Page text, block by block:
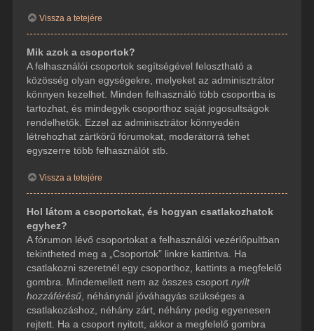
Vissza a tetejére
Mik azok a csoportok?
A felhasználói csoportok segítségével felosztható a
közösség olyan egységekre, melyeket az adminisztrátor
könnyen kezelhet. Minden felhasználó több csoportba is
tartozhat, és mindegyik csoporthoz saját jogosultságok
rendelhetők. Ezzel az adminisztrátor könnyedén
létrehozhat zártkörű fórumokat, moderátorrá tehet
egyszerre több felhasználót stb.
Vissza a tetejére
Hol látom a csoportokat, és hogyan csatlakozhatok
egyhez?
A fórumon lévő csoportokat a felhasználói vezérlőpultban
tekintheted meg a „Csoportok” linkre kattintva. Ha
csatlakozni szeretnél egy csoporthoz, kattints a megfelelő
gombra. Mindemellett nem az összes csoport nyílt
hozzáférésű, néhánynál jóváhagyás szükséges a
csatlakozáshoz, néhány zárt, néhány pedig egyenesen
rejtett. Ha a csoport nyitott, akkor a megfelelő gombra